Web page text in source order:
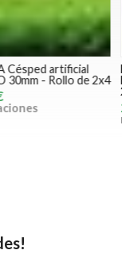
Césped artificial
30mm - Rollo de 2x4